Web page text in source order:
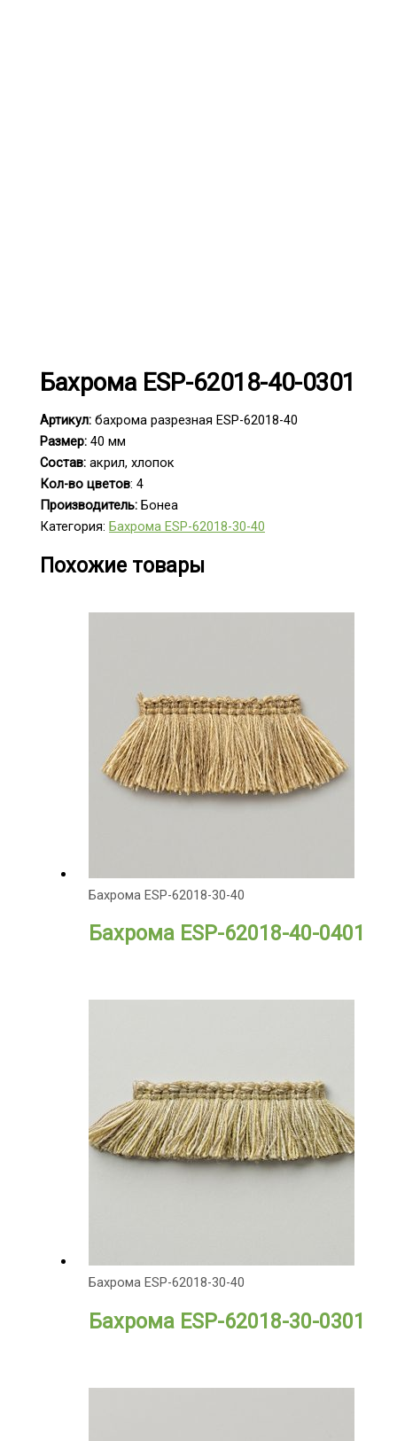
Бахрома ESP-62018-40-0301
Артикул: бахрома разрезная ESP-62018-40
Размер:40 мм
Состав: акрил, хлопок
Кол-во цветов: 4
Производитель: Бонеа
Категория: Бахрома ESP-62018-30-40
Похожие товары
Бахрома ESP-62018-30-40
Бахрома ESP-62018-40-0401
Бахрома ESP-62018-30-40
Бахрома ESP-62018-30-0301